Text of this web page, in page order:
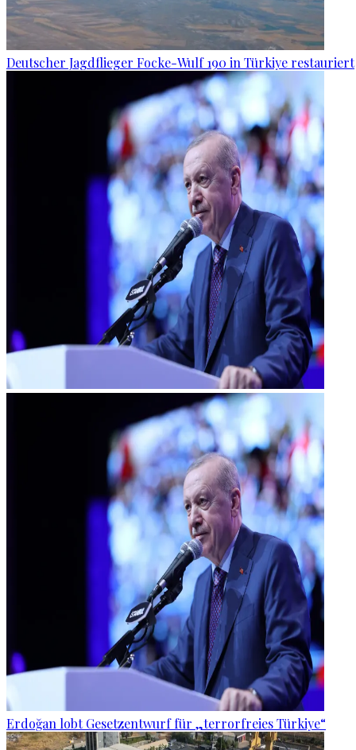
Deutscher Jagdflieger Focke-Wulf 190 in Türkiye restauriert
Erdoğan lobt Gesetzentwurf für „terrorfreies Türkiye“